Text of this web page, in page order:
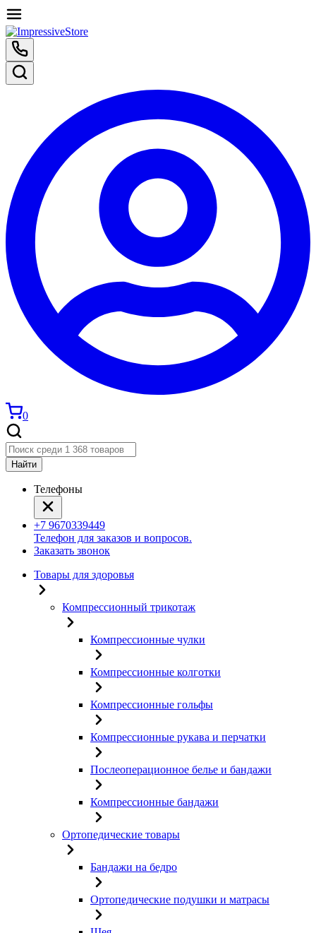
0
Найти
Телефоны
+7 9670339449
Телефон для заказов и вопросов.
Заказать звонок
Товары для здоровья
Компрессионный трикотаж
Компрессионные чулки
Компрессионные колготки
Компрессионные гольфы
Компрессионные рукава и перчатки
Послеоперационное белье и бандажи
Компрессионные бандажи
Ортопедические товары
Бандажи на бедро
Ортопедические подушки и матрасы